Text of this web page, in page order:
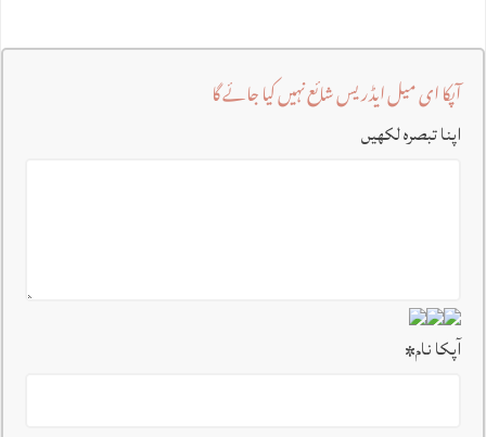
آپکا ای میل ایڈریس شائع نہیں کیا جائے گا
اپنا تبصرہ لکھیں
آپکا نام*